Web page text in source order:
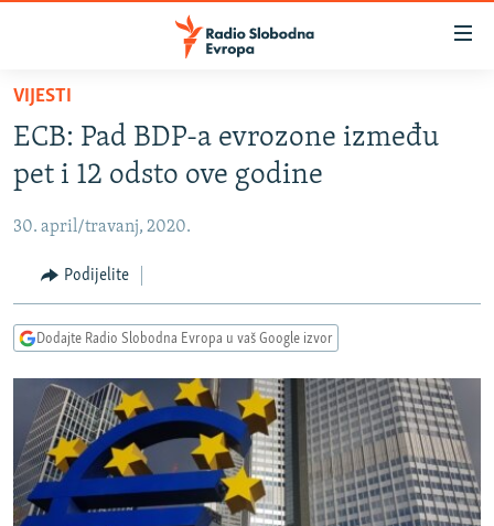
Pređite
glavni
sadržaj
Pređite
na
navigaciju
Pređite
na
BOSNA I HERCEGOVINA
SRBIJA
KOSOVO
CRNA GORA
VIDEO
FOTOGALERIJE
INFOGRAFIKE
PODCASTI
RAT U UKRAJINI
KINA NA BALKANU
RSE PRIČE IZ SVIJETA
ISPRIČAJ MI
VIJESTI
ECB: Pad BDP-a evrozone između
pet i 12 odsto ove godine
30. april/travanj, 2020.
Podijelite
Dodajte Radio Slobodna Evropa u vaš Google izvor